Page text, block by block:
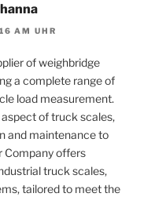
AM UHR
of weighbridge
a complete range of
load measurement.
of truck scales,
and maintenance to
Company offers
truck scales,
tailored to meet the